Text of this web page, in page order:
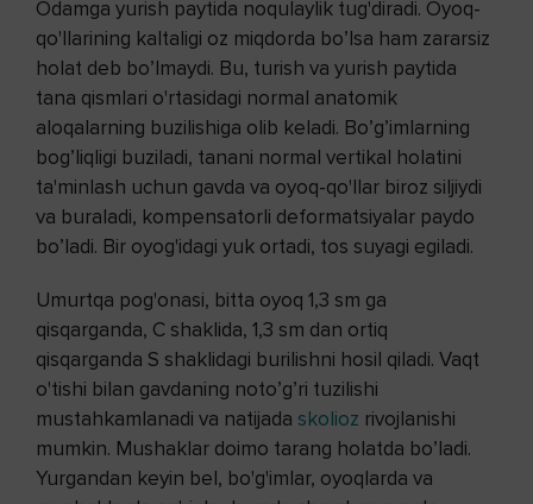
Odamga yurish paytida noqulaylik tug'diradi. Oyoq-
qo'llarining kaltaligi oz miqdorda bo’lsa ham zararsiz
holat deb bo’lmaydi. Bu, turish va yurish paytida
tana qismlari o'rtasidagi normal anatomik
aloqalarning buzilishiga olib keladi. Bo’g’imlarning
bog’liqligi buziladi, tanani normal vertikal holatini
ta'minlash uchun gavda va oyoq-qo'llar biroz siljiydi
va buraladi, kompensatorli deformatsiyalar paydo
bo’ladi. Bir oyog'idagi yuk ortadi, tos suyagi egiladi.
Umurtqa pog'onasi, bitta oyoq 1,3 sm ga
qisqarganda, C shaklida, 1,3 sm dan ortiq
qisqarganda S shaklidagi burilishni hosil qiladi. Vaqt
o'tishi bilan gavdaning noto’g’ri tuzilishi
mustahkamlanadi va natijada skolioz rivojlanishi
mumkin. Mushaklar doimo tarang holatda bo’ladi.
Yurgandan keyin bel, bo'g'imlar, oyoqlarda va